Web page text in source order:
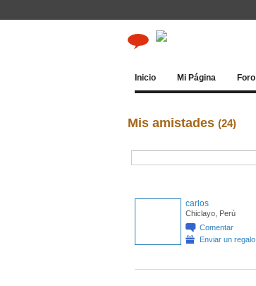
Inicio Mi Página Foro
Mis amistades (24)
carlos
Chiclayo, Perú
Comentar
Enviar un regalo